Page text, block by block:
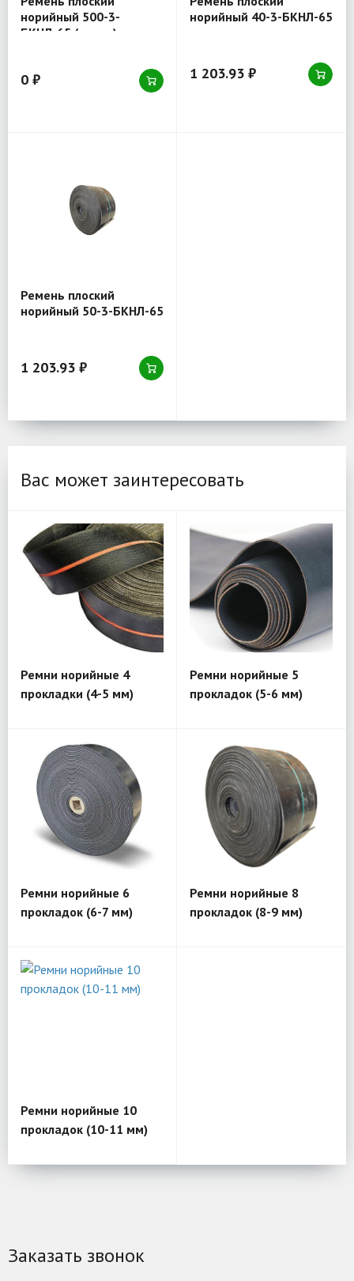
норийный 500-3-
БКНЛ-65 (товар)
0 ₽
норийный 40-3-БКНЛ-65
1 203.93 ₽
Ремень плоский
норийный 50-3-БКНЛ-65
1 203.93 ₽
Вас может заинтересовать
Ремни норийные 4
прокладки (4-5 мм)
Ремни норийные 5
прокладок (5-6 мм)
Ремни норийные 6
прокладок (6-7 мм)
Ремни норийные 8
прокладок (8-9 мм)
Ремни норийные 10
прокладок (10-11 мм)
Заказать звонок